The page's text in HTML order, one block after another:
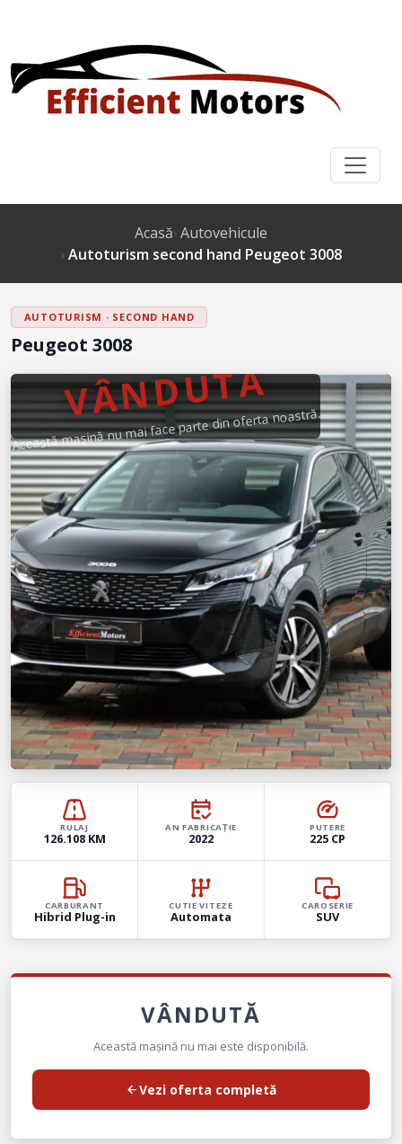
Acasă Autovehicule
Autoturism second hand Peugeot 3008
AUTOTURISM · SECOND HAND
Peugeot 3008
VÂNDUTĂ
Această mașină nu mai face parte din oferta noastră.
RULAJ
126.108 KM
AN FABRICAȚIE
2022
PUTERE
225 CP
CARBURANT
Hibrid Plug-in
CUTIE VITEZE
Automata
CAROSERIE
SUV
VÂNDUTĂ
Această mașină nu mai este disponibilă.
Vezi oferta completă